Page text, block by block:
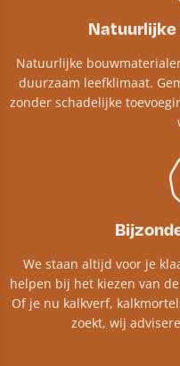
Natuurlijke
duurzaam leefklimaat.
zonder schadelijke
We staan altijd voor je
helpen bij het kiezen van
Of je nu kalkverf,
zoekt, wij